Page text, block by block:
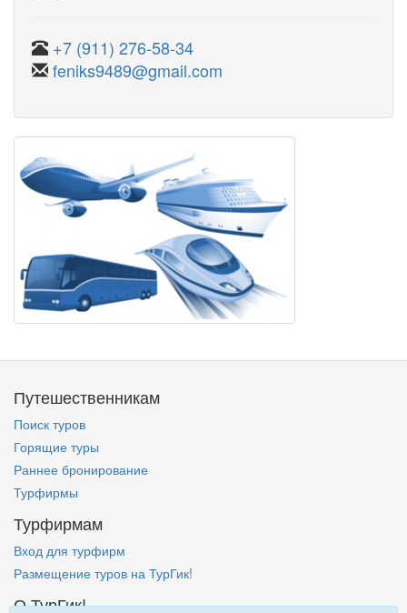
+7 (911) 276-58-34
feniks9489@gmail.com
Путешественникам
Поиск туров
Горящие туры
Раннее бронирование
Турфирмы
Турфирмам
Вход для турфирм
Размещение туров на ТурГик!
О ТурГик!